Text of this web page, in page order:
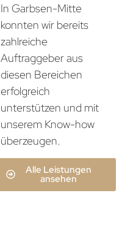
In Garbsen-Mitte
konnten wir bereits
zahlreiche
Auftraggeber aus
diesen Bereichen
erfolgreich
unterstützen und mit
unserem Know-how
überzeugen.
Alle Leistungen
ansehen